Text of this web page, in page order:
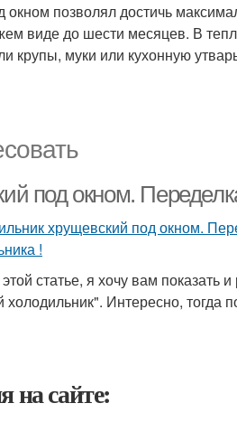
позволял достичь
виде до шести месяцев. В
крупы, муки или кухонную
под окном.
статье, я хочу вам показать
Интересно, тогда
на сайте: